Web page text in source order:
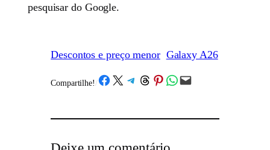
pesquisar do Google.
Descontos e preço menor Galaxy A26
Compartilhe!/Share on Facebook
Share on X Share on Telegram
Share on Threads
Share on Pinterest
Share on WhatsApp
Email this Page